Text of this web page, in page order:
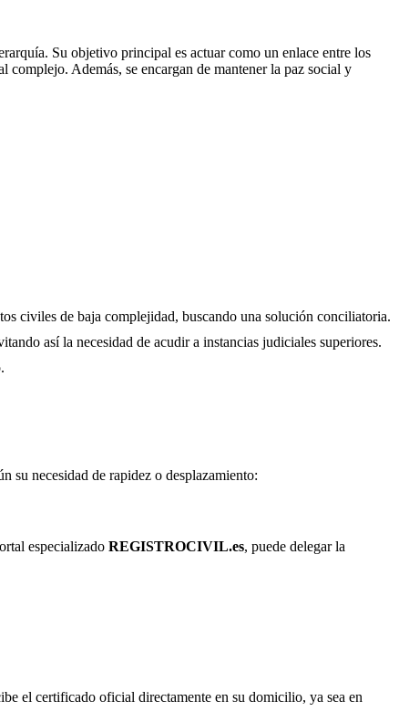
Su objetivo principal es actuar como un enlace entre los
Además, se encargan de mantener la paz social y
civiles de baja complejidad, buscando una solución conciliatoria.
así la necesidad de acudir a instancias judiciales superiores.
su necesidad de rapidez o desplazamiento:
especializado REGISTROCIVIL.es, puede delegar la
el certificado oficial directamente en su domicilio, ya sea en